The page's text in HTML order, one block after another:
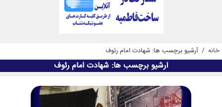
خانه / آرشیو برچسب ها: شهادت امام رئوف
آرشیو برچسب ها:شهادت امام رئوف